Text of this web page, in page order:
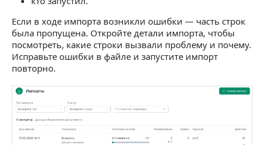
Если в ходе импорта возникли ошибки — часть строк
была пропущена. Откройте детали импорта, чтобы
посмотреть, какие строки вызвали проблему и почему.
Исправьте ошибки в файле и запустите импорт
повторно.